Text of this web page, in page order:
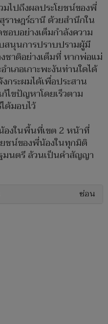
ไปถึงผลประโยชน์ของพี่
าษฎร์ธานี ด้วยสำนึกใน
บอย่างเต็มกำลังความ
นุนการปราบปรามผู้มี
ชาติอย่างเต็มที่ หากพ่อแม่
ำเภอเกาะพะงันท่านใดได้
กระผมได้เพื่อประสาน
ไขปัญหาโดยเร็วตาม
ด้มอบไว้
องในพื้นที่เขต 2 หน้าที่
ชน์ของพี่น้องในทุกมิติ
นตรี ล้วนเป็นคำสัญญา
ซ่อน